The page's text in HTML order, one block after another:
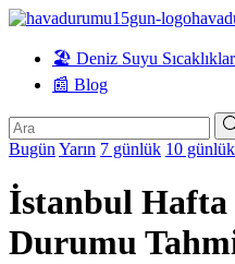
🏖️ Deniz Suyu
📰 Blog
Bugün Yarın 7 günlük 10 günlük
İstanbul Hafta
Durumu